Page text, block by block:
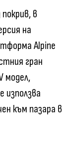
в
на
Alpine
гран
модел,
използва
към пазара в